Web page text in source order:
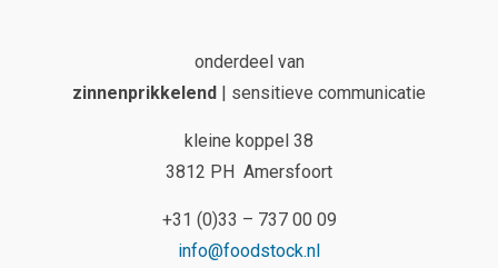
onderdeel van
zinnenprikkelend
| sensitieve communicatie
kleine koppel 38
3812 PH Amersfoort
+31 (0)33 – 737 00 09
info@foodstock.nl